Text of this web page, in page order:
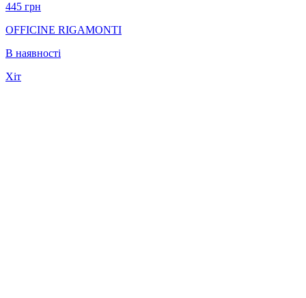
445 грн
OFFICINE RIGAMONTI
В наявності
Хіт